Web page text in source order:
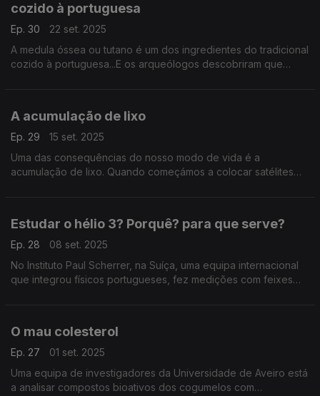
cozido à portuguesa
Ep. 30
22 set. 2025
A medula óssea ou tutano é um dos ingredientes do tradicional
cozido à portuguesa...E os arqueólogos descobriram que
A acumulação de lixo
Ep. 29
15 set. 2025
Uma das consequências do nosso modo de vida é a
acumulação de lixo. Quando começámos a colocar satélites
Estudar o hélio 3? Porquê? para que serve?
Ep. 28
08 set. 2025
No Instituto Paul Scherrer, na Suíça, uma equipa internacional
que integrou físicos portugueses, fez medições com feixes
O mau colesterol
Ep. 27
01 set. 2025
Uma equipa de investigadores da Universidade de Aveiro está
a analisar compostos bioativos dos cogumelos com